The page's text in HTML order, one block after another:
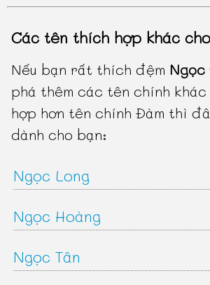
Các tên thích hợp khác
Nếu bạn rất thích đệm Ngọc
phá thêm các tên chính
hợp hơn tên chính Đàm thì
dành cho bạn:
Ngọc Long
Ngọc Hoàng
Ngọc Tân